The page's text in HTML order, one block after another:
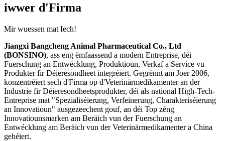
iwwer d'Firma
Mir wuessen mat Iech!
Jiangxi Bangcheng Animal Pharmaceutical Co., Ltd
(BONSINO), ass eng ëmfaassend a modern Entreprise, déi
Fuerschung an Entwécklung, Produktioun, Verkaf a Service vu
Produkter fir Déieresondheet integréiert. Gegrënnt am Joer 2006,
konzentréiert sech d'Firma op d'Veterinärmedikamenter an der
Industrie fir Déieresondheetsprodukter, déi als national High-Tech-
Entreprise mat "Spezialiséierung, Verfeinerung, Charakteriséierung
an Innovatioun" ausgezeechent gouf, an déi Top zéng
Innovatiounsmarken am Beräich vun der Fuerschung an
Entwécklung am Beräich vun der Veterinärmedikamenter a China
gehéiert.